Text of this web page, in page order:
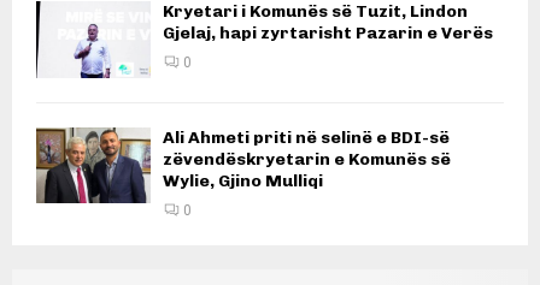
Kryetari i Komunës së Tuzit, Lindon
Gjelaj, hapi zyrtarisht Pazarin e Verës
0
Ali Ahmeti priti në selinë e BDI-së
zëvendëskryetarin e Komunës së
Wylie, Gjino Mulliqi
0